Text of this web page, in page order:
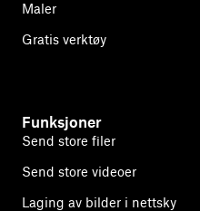
Maler
Gratis verktøy
Funksjoner
Send store filer
Send store videoer
Laging av bilder i nettsky